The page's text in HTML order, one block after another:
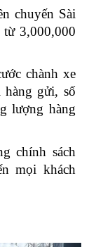
chuyến Sài
3,000,000
chành xe
gửi, số
lượng hàng
chính sách
mọi khách